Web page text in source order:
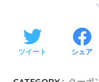
ツイート シェア